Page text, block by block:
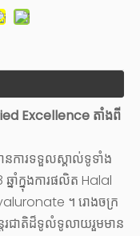
Excellence តាំងពី
ការទទួលស្គាល់ទូទាំង
ាំក្នុងការផលិត Halal
។ រោងចក្រ
រជាតិដ៏ទូលំទូលាយរួមមាន